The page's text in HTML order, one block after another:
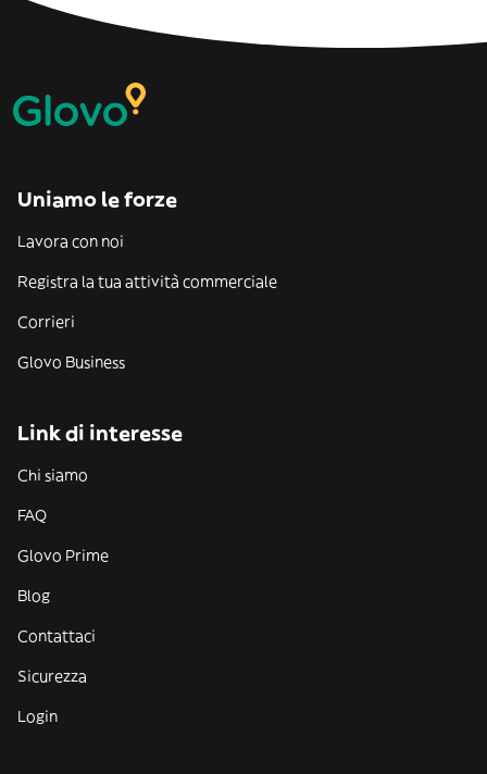
Uniamo le forze
Lavora con noi
Registra la tua attività commerciale
Corrieri
Glovo Business
Link di interesse
Chi siamo
FAQ
Glovo Prime
Blog
Contattaci
Sicurezza
Login